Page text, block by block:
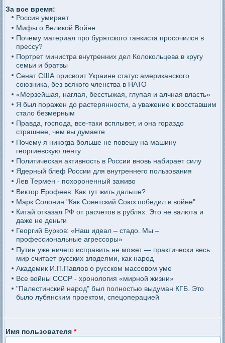
За все время:
Россия умирает
Мифы о Великой Войне
Почему материал про бурятского танкиста просочился в
прессу?
Портрет министра внутренних дел Колокольцева в кругу
семьи и братвы
Сенат США присвоит Украине статус американского
союзника, без всякого членства в НАТО
«Мерзейшая, наглая, бесстыжая, глупая и алчная власть»
Я был поражен до растерянности, а уважение к восставшим
стало безмерным
Правда, господа, все-таки всплывет, и она гораздо
страшнее, чем вы думаете
Почему я никогда больше не повешу на машину
георгиевскую ленту
Политическая активность в России вновь набирает силу
Ядерный блеф России для внутреннего пользования
Лев Термен - похороненный заживо
Виктор Ерофеев: Как тут жить дальше?
Марк Солонин "Как Советский Союз победил в войне"
Китай отказал РФ от расчетов в рублях. Это не валюта и
даже не деньги
Георгий Бурков: «Наш идеал – стадо. Мы –
профессиональные агрессоры»
Путин уже ничего исправить не может — практически весь
мир считает русских злодеями, как народ
Академик И.П.Павлов о русском массовом уме
Все войны СССР - хронология «мирной жизни»
"Палестинский народ" был полностью выдуман КГБ. Это
было лубянским проектом, спецоперацией
Имя пользователя*